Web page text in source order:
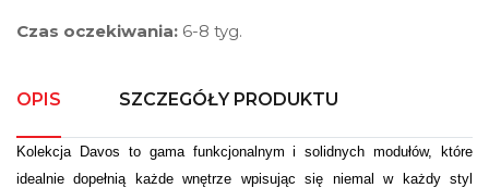
Czas oczekiwania: 6-8 tyg.
OPIS SZCZEGÓŁY PRODUKTU
Kolekcja Davos to gama funkcjonalnym i solidnych modułów, które
idealnie dopełnią każde wnętrze wpisując się niemal w każdy styl